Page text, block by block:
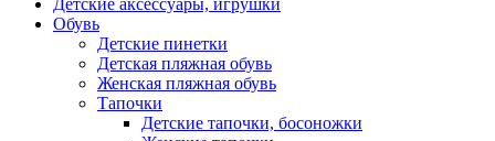
Обувь
Детские пинетки
Детская пляжная обувь
Женская пляжная обувь
Тапочки
Детские тапочки, босоножки